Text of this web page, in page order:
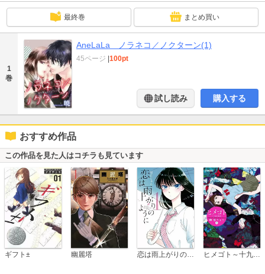
最終巻 まとめ買い
1
巻
AneLaLa ノラネコ／ノクターン(1)
45ページ 100pt
試し読み 購入する
おすすめ作品
この作品を見た人はコチラも見ています
ギフト± 幽麗塔 恋は雨上がりのように ヒメゴト～十九歳の制服～